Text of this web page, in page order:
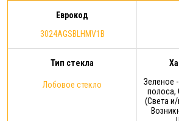
Еврокод
3024AGSBLHMV1B
Тип стекла
Лобовое стекло
Зеленое
полоса,
(Света